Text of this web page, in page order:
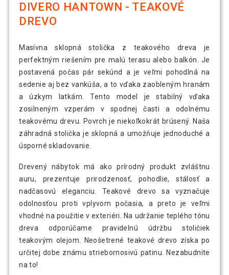
DIVERO HANTOWN - TEAKOVÉ
DREVO
Masívna sklopná stolička z teakového dreva je
perfektným riešením pre malú terasu alebo balkón. Je
postavená počas pár sekúnd a je veľmi pohodlná na
sedenie aj bez vankúša, a to vďaka zaobleným hranám
a úzkym latkám. Tento model je stabilný vďaka
zosilneným vzperám v spodnej časti a odolnému
teakovému drevu. Povrch je niekoľkokrát brúsený. Naša
záhradná stolička je sklopná a umožňuje jednoduché a
úsporné skladovanie.
Drevený nábytok má ako prírodný produkt zvláštnu
auru, prezentuje prirodzenosť, pohodlie, stálosť a
nadčasovú eleganciu. Teakové drevo sa vyznačuje
odolnosťou proti vplyvom počasia, a preto je veľmi
vhodné na použitie v exteriéri. Na udržanie teplého tónu
dreva odporúčame pravidelnú údržbu stoličiek
teakovým olejom. Neošetrené teakové drevo získa po
určitej dobe známu striebornosivú patinu. Nezabudnite
na to!